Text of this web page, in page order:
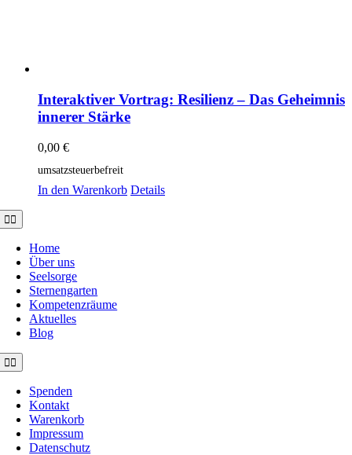
Interaktiver Vortrag: Resilienz – Das Geheimnis
innerer Stärke
0,00 €
umsatzsteuerbefreit
In den Warenkorb Details
Toggle
Navigation
Home
Über uns
Seelsorge
Sternengarten
Kompetenzräume
Aktuelles
Blog
Toggle
Navigation
Spenden
Kontakt
Warenkorb
Impressum
Datenschutz